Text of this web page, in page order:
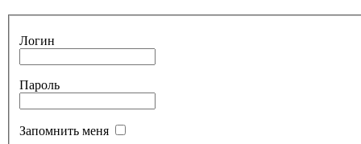
Логин
Пароль
Запомнить меня